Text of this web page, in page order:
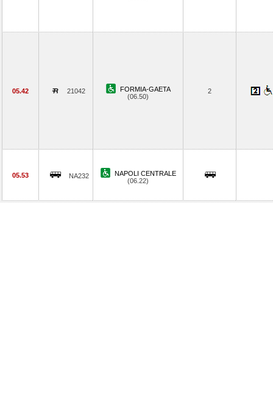
05.42 21042
FORMIA-GAETA
(06.50)
2
05.53 NA232
NAPOLI CENTRALE
(06.22)